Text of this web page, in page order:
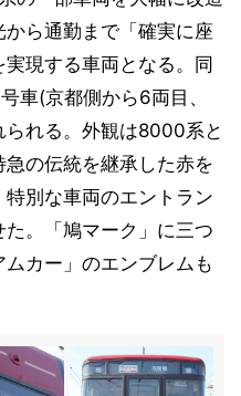
ら通勤まで「確実に座
現する車両となる。同
車(京都側から6両目、
れる。外観は8000系と
の伝統を継承した赤を
別な車両のエントラン
。「鳩マーク」に三つ
カー」のエンブレムも